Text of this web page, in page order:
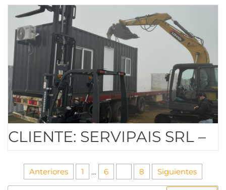
CLIENTE: SERVIPAIS SRL –
Paginación
Anteriores 1 … 6 8
Siguientes